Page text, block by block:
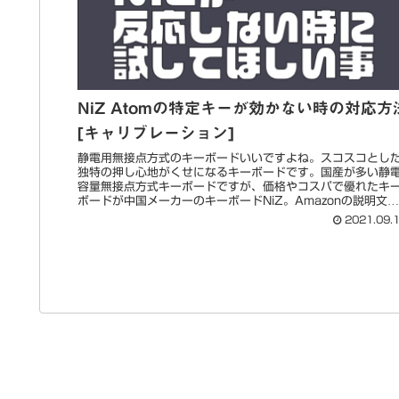
NiZ Atomの特定キーが効かない時の対応方
[キャリブレーション]
静電用無接点方式のキーボードいいですよね。スコスコとし
独特の押し心地がくせになるキーボードです。国産が多い静
容量無接点方式キーボードですが、価格やコスパで優れたキ
ボードが中国メーカーのキーボードNiZ。Amazonの説明文も